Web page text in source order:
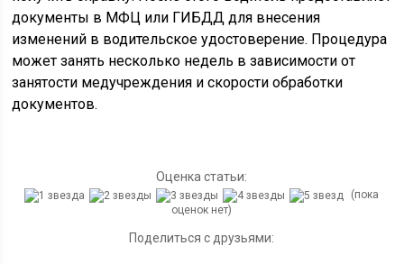
документы в МФЦ или ГИБДД для внесения
изменений в водительское удостоверение. Процедура
может занять несколько недель в зависимости от
занятости медучреждения и скорости обработки
документов.
Оценка статьи:
(пока
оценок нет)
Поделиться с друзьями: